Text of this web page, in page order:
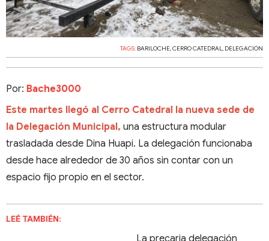
TAGS: BARILOCHE,CERRO CATEDRAL, DELEGACIÓN
Por: Bache3000
Este martes llegó al Cerro Catedral la nueva sede de
la Delegación Municipal, una estructura modular
trasladada desde Dina Huapi. La delegación funcionaba
desde hace alrededor de 30 años sin contar con un
espacio fijo propio en el sector.
LEÉ TAMBIÉN:
La precaria delegación